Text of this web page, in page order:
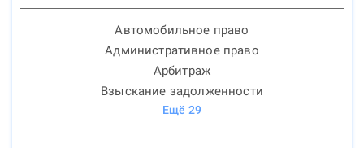
Автомобильное право
Административное право
Арбитраж
Взыскание задолженности
Ещё 29